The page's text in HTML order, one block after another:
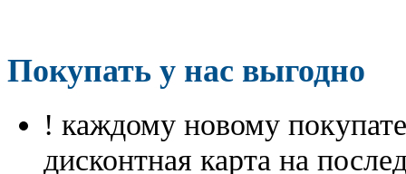
Покупать у нас выгодно
! каждому новому
дисконтная карта на